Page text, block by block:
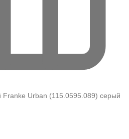
Franke Urban (115.0595.089) серый